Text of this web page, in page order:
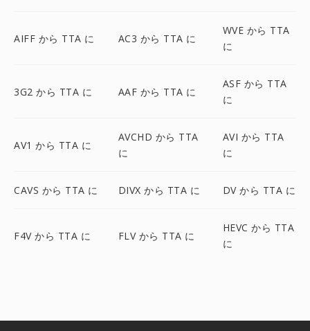
AIFF から TTA に AC3 から TTA に
WVE から TTA
に
3G2 から TTA に AAF から TTA に
ASF から TTA
に
AV1 から TTA に
AVCHD から TTA
に
AVI から TTA
に
CAVS から TTA に DIVX から TTA に DV から TTA に
F4V から TTA に FLV から TTA に
HEVC から TTA
に